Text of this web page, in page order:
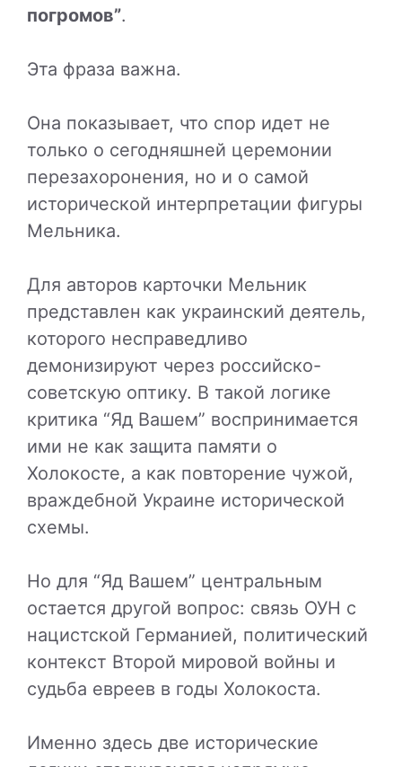
погромов”.
Эта фраза важна.
Она показывает, что спор идет не
только о сегодняшней церемонии
перезахоронения, но и о самой
исторической интерпретации фигуры
Мельника.
Для авторов карточки Мельник
представлен как украинский деятель,
которого несправедливо
демонизируют через российско-
советскую оптику. В такой логике
критика “Яд Вашем” воспринимается
ими не как защита памяти о
Холокосте, а как повторение чужой,
враждебной Украине исторической
схемы.
Но для “Яд Вашем” центральным
остается другой вопрос: связь ОУН с
нацистской Германией, политический
контекст Второй мировой войны и
судьба евреев в годы Холокоста.
Именно здесь две исторические